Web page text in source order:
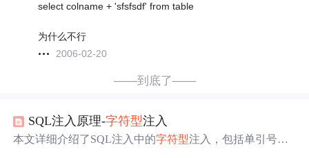
select colname + 'sfsfsdf' from table
为什么不行
2006-02-20
——到底了——
SQL注入原理-字符型注入
本文详细介绍了SQL注入中的字符型注入，包括单引号、